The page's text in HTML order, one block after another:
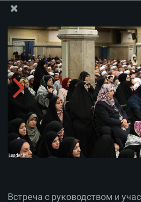
Встреча с руководством и
конференции
Встреча с руководством и